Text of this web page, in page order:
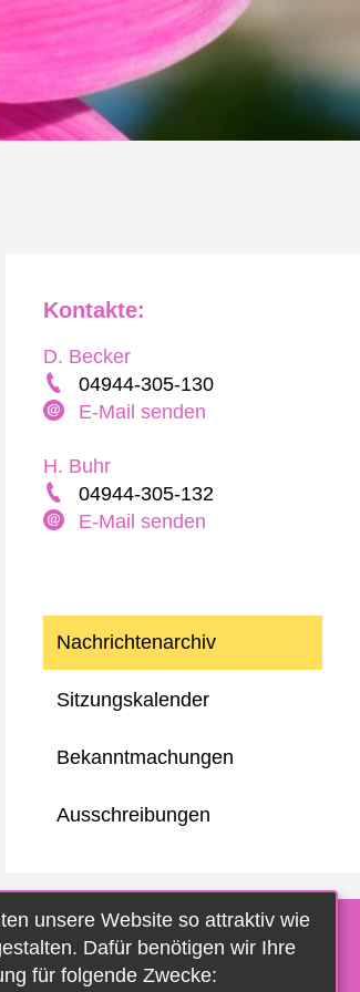
Nachrichtenarchiv
Sitzungskalender
Bekanntmachungen
Ausschreibungen
Kontakte:
D. Becker
04944-305-130
E-Mail senden
H. Buhr
04944-305-132
E-Mail senden
unsere Website so attraktiv wie
Dafür benötigen wir Ihre
für folgende Zwecke: